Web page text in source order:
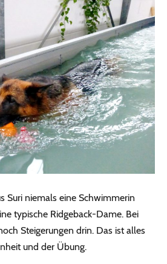
Suri niemals eine Schwimmerin
typische Ridgeback-Dame. Bei
Steigerungen drin. Das ist alles
und der Übung.